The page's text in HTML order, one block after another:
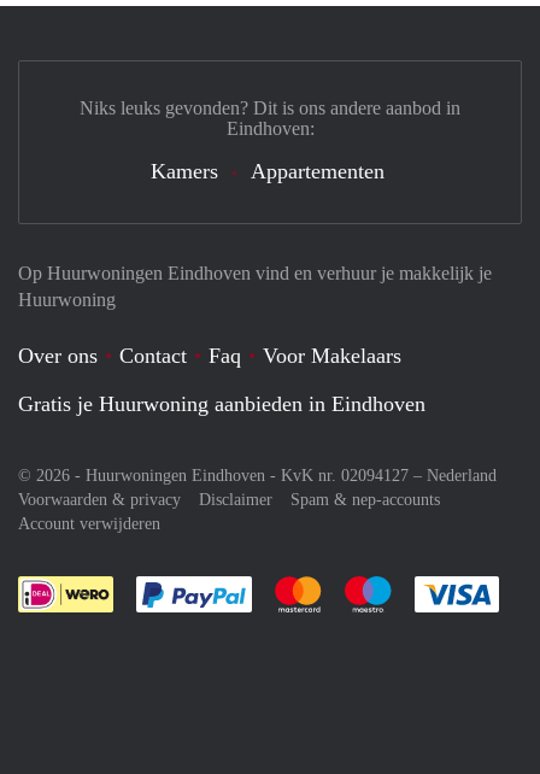
Op Huurwoningen Eindhoven vind en verhuur je makkelijk je
Huurwoning
Over ons Contact Faq
Voor Makelaars
Gratis je Huurwoning aanbieden in Eindhoven
© 2026 - Huurwoningen Eindhoven - KvK nr. 02094127 – Nederland
Voorwaarden & privacy
Disclaimer
Spam & nep-accounts
Account verwijderen
Je rekent gemakkelijk af met Paypal
Je rekent gemakkelijk af met
Je rekent
Niks leuks gevonden? Dit is ons andere aanbod in
Eindhoven:
Kamers Appartementen